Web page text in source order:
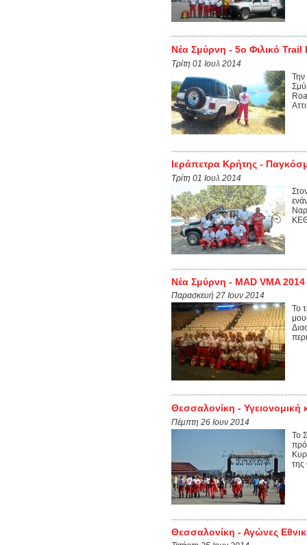
Νέα Σμύρνη - 5ο Φιλικό Trail
Τρίτη 01 Ιουλ 2014
Την
Ιεράπετρα Κρήτης -
Τρίτη 01 Ιουλ 2014
Νέα Σμύρνη - MAD VMA 2014
Παρασκευή 27 Ιουν 2014
Το
Θεσσαλονίκη -
Πέμπτη 26 Ιουν 2014
Το
της
Θεσσαλονίκη - Αγώνες